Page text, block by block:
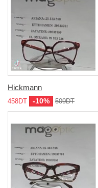
Hickmann
458DT -10% 509DT